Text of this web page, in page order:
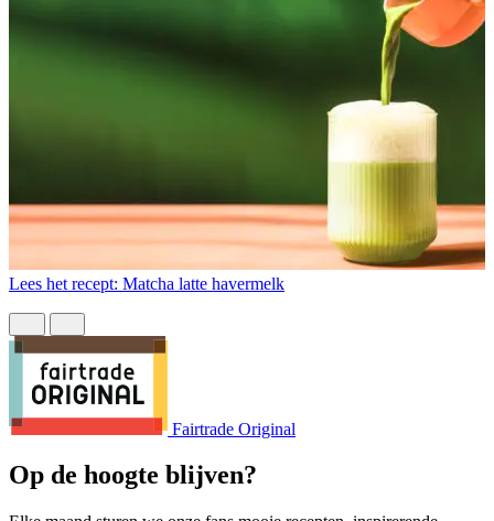
Lees het recept: Matcha latte havermelk
Fairtrade Original
Op de hoogte blijven?